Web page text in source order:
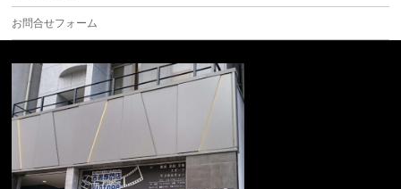
お問合せフォーム